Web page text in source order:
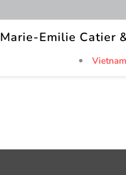
Marie-Emilie Catier
Vietnam